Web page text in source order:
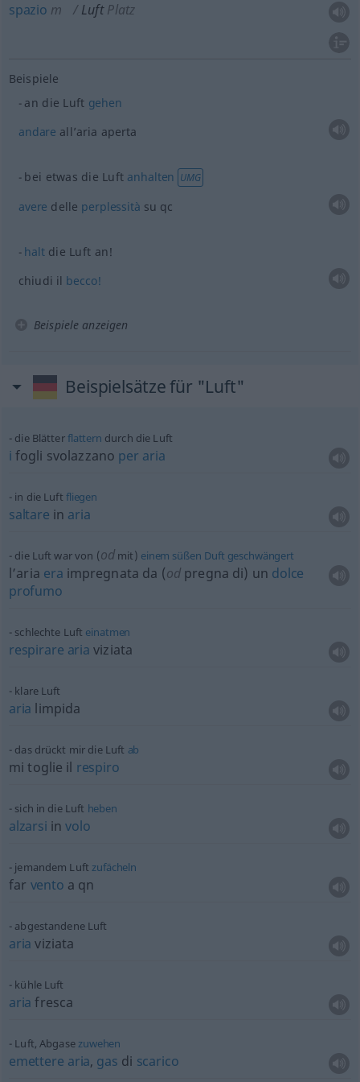
spazio m Luft Platz
Beispiele
an die Luft gehen
andare all’aria aperta
bei etwas die Luft anhalten UMG
avere delle perplessità su qc
haltdie Luft an!
chiudi il becco!
Beispiele anzeigen
Beispielsätze für "Luft"
die Blätterflattern durch die Luft
i fogli svolazzano per aria
in die Luft fliegen
saltare in aria
die Luft war von (od mit) einem süßen Duft geschwängert
l’aria era impregnata da (od pregna di) un dolce
profumo
schlechte Luft einatmen
respirare aria viziata
klare Luft
aria limpida
das drückt mir die Luft ab
mi toglie il respiro
sich in die Luft heben
alzarsi involo
jemandem Luftzufächeln
far vento a qn
abgestandene Luft
aria viziata
kühle Luft
aria fresca
Luft, Abgasezuwehen
emettere aria, gas di scarico